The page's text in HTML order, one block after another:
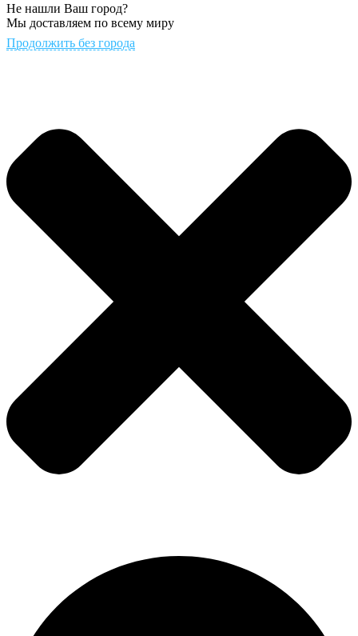
Не нашли Ваш город?
Мы доставляем по всему миру
Продолжить без города